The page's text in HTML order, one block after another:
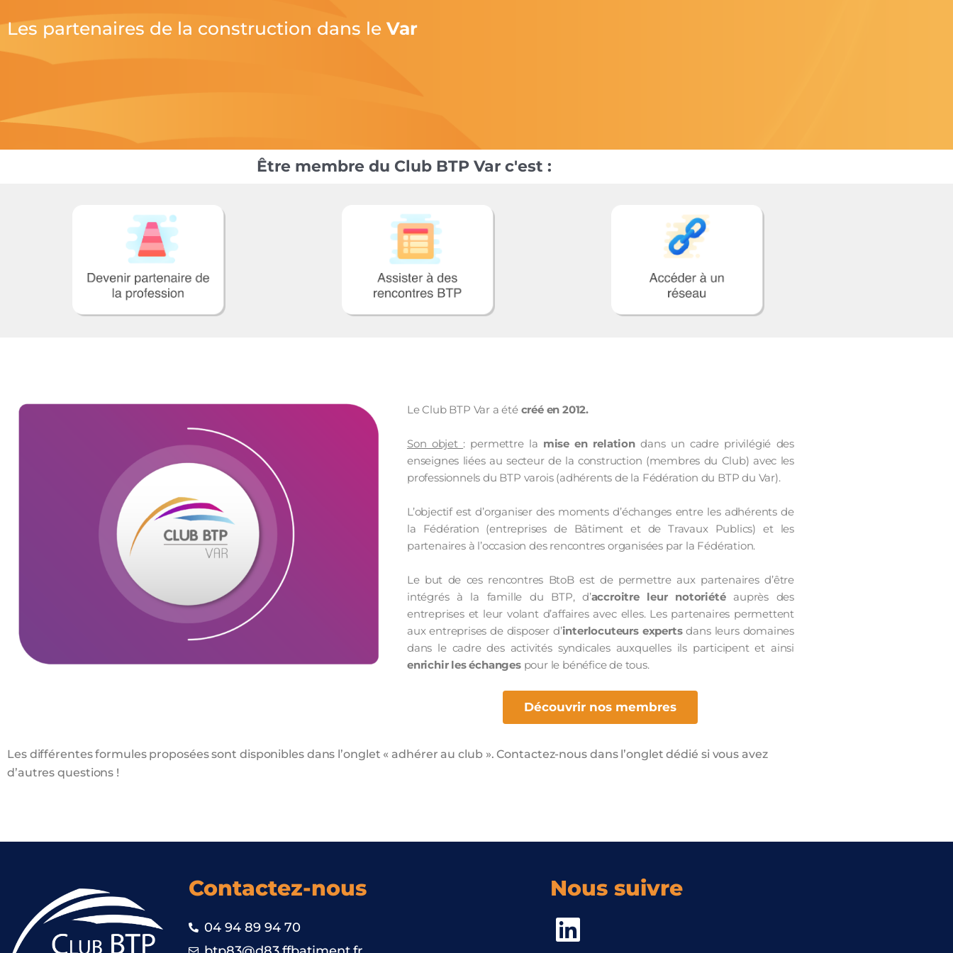
Les partenaires de la construction dans le Var
Être membre du Club BTP Var c'est :
Le Club BTP Var a été créé en 2012.
Son objet : permettre la mise en relationdans un cadre privilégié des
enseignes liées au secteur de la construction (membres du Club) avec les
professionnels du BTP varois (adhérents de la Fédération du BTP du Var).
L’objectif est d’organiser des moments d’échanges entre les adhérents de
la Fédération (entreprises de Bâtiment et de Travaux Publics) et les
partenaires à l’occasion des rencontres organisées par la Fédération.
Le but de ces rencontres BtoB est de permettre aux partenaires d’être
intégrés à la famille du BTP, d’accroitre leur notoriétéauprès des
entreprises et leur volant d’affaires avec elles. Les partenaires permettent
aux entreprises de disposer d’interlocuteurs expertsdans leurs domaines
dans le cadre des activités syndicales auxquelles ils participent et ainsi
enrichir les échangespour le bénéfice de tous.
Découvrir nos membres
Les différentes formules proposées sont disponibles dans l’onglet « adhérer au club ».Contactez-nous dans l’onglet dédié si vous avez
d’autres questions !
Contactez-nous
04 94 89 94 70
Nous suivre